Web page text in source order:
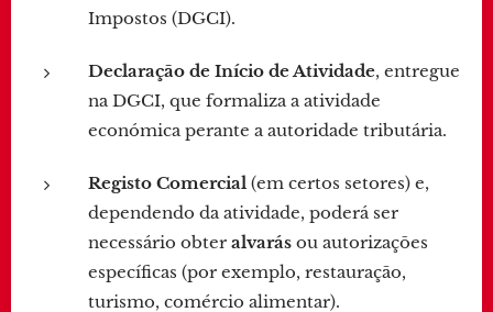
Impostos (DGCI).
Declaração de Início de Atividade, entregue
na DGCI, que formaliza a atividade
económica perante a autoridade tributária.
Registo Comercial (em certos setores) e,
dependendo da atividade, poderá ser
necessário obter alvarás ou autorizações
específicas (por exemplo, restauração,
turismo, comércio alimentar).